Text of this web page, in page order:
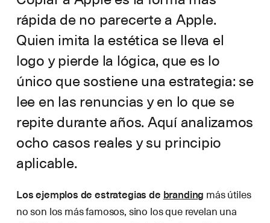
rápida de no parecerte a Apple.
Quien imita la estética se lleva el
logo y pierde la lógica, que es lo
único que sostiene una estrategia: se
lee en las renuncias y en lo que se
repite durante años. Aquí analizamos
ocho casos reales y su principio
aplicable.
Los ejemplos de estrategias de branding más útiles
no son los más famosos, sino los que revelan una